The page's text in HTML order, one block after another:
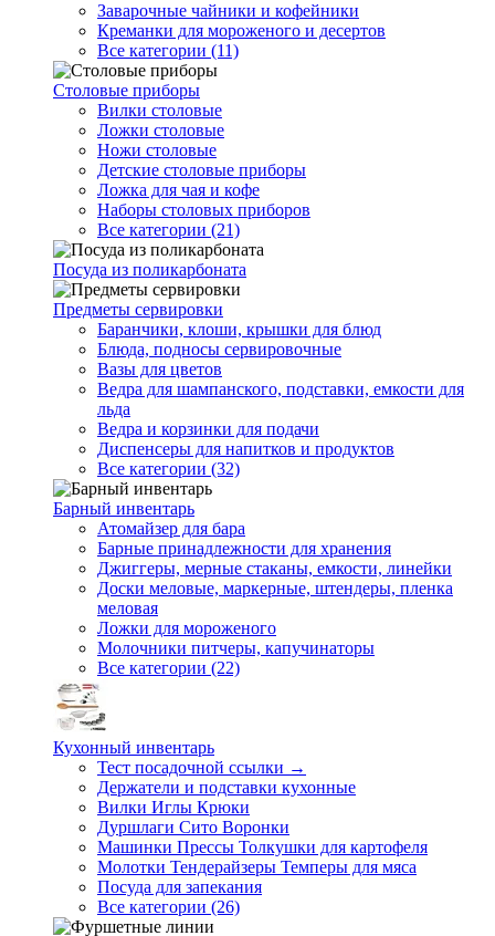
Заварочные чайники и кофейники
Креманки для мороженого и десертов
Все категории (11)
Столовые приборы
Вилки столовые
Ложки столовые
Ножи столовые
Детские столовые приборы
Ложка для чая и кофе
Наборы столовых приборов
Все категории (21)
Посуда из поликарбоната
Предметы сервировки
Баранчики, клоши, крышки для блюд
Блюда, подносы сервировочные
Вазы для цветов
Ведра для шампанского, подставки, емкости для
льда
Ведра и корзинки для подачи
Диспенсеры для напитков и продуктов
Все категории (32)
Барный инвентарь
Атомайзер для бара
Барные принадлежности для хранения
Джиггеры, мерные стаканы, емкости, линейки
Доски меловые, маркерные, штендеры, пленка
меловая
Ложки для мороженого
Молочники питчеры, капучинаторы
Все категории (22)
Кухонный инвентарь
Тест посадочной ссылки →
Держатели и подставки кухонные
Вилки Иглы Крюки
Дуршлаги Сито Воронки
Машинки Прессы Толкушки для картофеля
Молотки Тендерайзеры Темперы для мяса
Посуда для запекания
Все категории (26)